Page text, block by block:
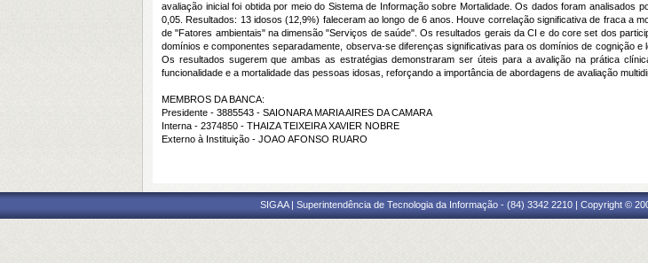
avaliação inicial foi obtida por meio do Sistema de Informação sobre Mortalidade. Os dados foram analisados
0,05. Resultados: 13 idosos (12,9%) faleceram ao longo de 6 anos. Houve correlação significativa de fraca a
de "Fatores ambientais" na dimensão "Serviços de saúde". Os resultados gerais da CI e do core set dos
domínios e componentes separadamente, observa-se diferenças significativas para os domínios de cognição
Os resultados sugerem que ambas as estratégias demonstraram ser úteis para a avalição na prática
funcionalidade e a mortalidade das pessoas idosas, reforçando a importância de abordagens de avaliação
MEMBROS DA BANCA:
Presidente - 3885543 - SAIONARA MARIA AIRES DA CAMARA
Interna - 2374850 - THAIZA TEIXEIRA XAVIER NOBRE
Externo à Instituição - JOAO AFONSO RUARO
SIGAA | Superintendência de Tecnologia da Informação - (84) 3342 2210 | Copyright ©